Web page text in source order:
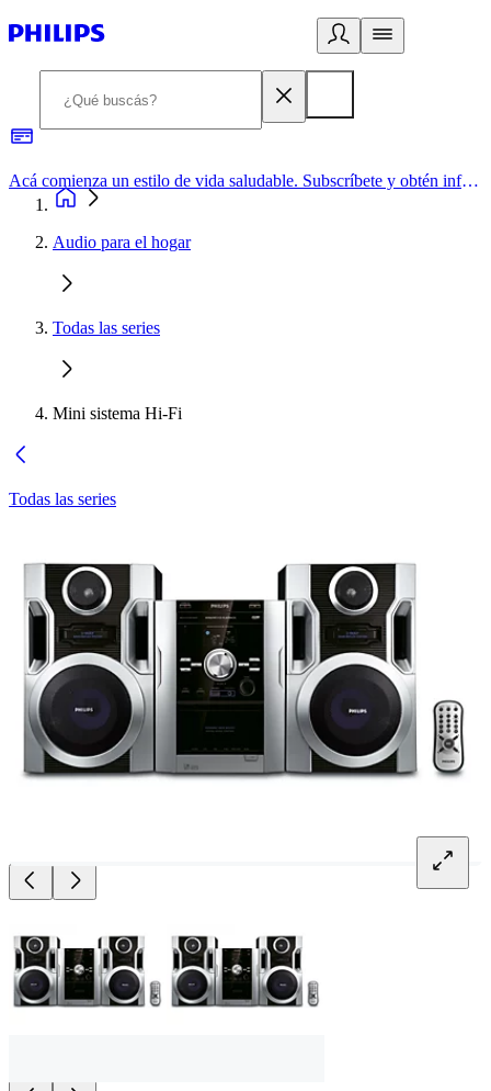
Acá comienza un estilo de vida saludable. Subscríbete y obtén información de primera mano
Audio para el hogar
Todas las series
Mini sistema Hi-Fi
Todas las series